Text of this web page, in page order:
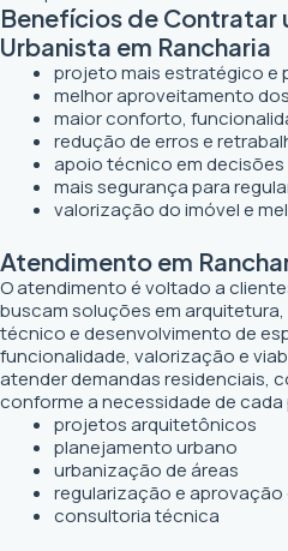
Benefícios de Contratar
Urbanista em Rancharia
projeto mais estratégico e
melhor aproveitamento
maior conforto,
redução de erros e
apoio técnico em
mais segurança para
valorização do imóvel e
Atendimento em
O atendimento é voltado a
buscam soluções em
técnico e desenvolvimento de
funcionalidade, valorização e
atender demandas residenciais,
conforme a necessidade de
projetos arquitetônicos
planejamento urbano
urbanização de áreas
regularização e
consultoria técnica